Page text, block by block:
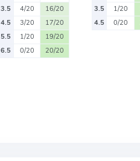
3.5
4/20
16/20
4.5
3/20
17/20
5.5
1/20
19/20
6.5
0/20 20/20
3.5
1/20
4.5
0/20